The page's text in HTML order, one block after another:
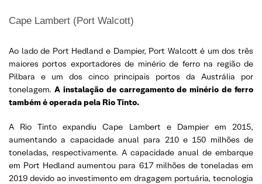
Cape Lambert (Port Walcott)
Ao lado de Port Hedland e Dampier, Port Walcott é um dos três
maiores portos exportadores de minério de ferro na região de
Pilbara e um dos cinco principais portos da Austrália por
tonelagem. A instalação de carregamento de minério de ferro
também é operada pela Rio Tinto.
A Rio Tinto expandiu Cape Lambert e Dampier em 2015,
aumentando a capacidade anual para 210 e 150 milhões de
toneladas, respectivamente. A capacidade anual de embarque
em Port Hedland aumentou para 617 milhões de toneladas em
2019 devido ao investimento em dragagem portuária, tecnologia